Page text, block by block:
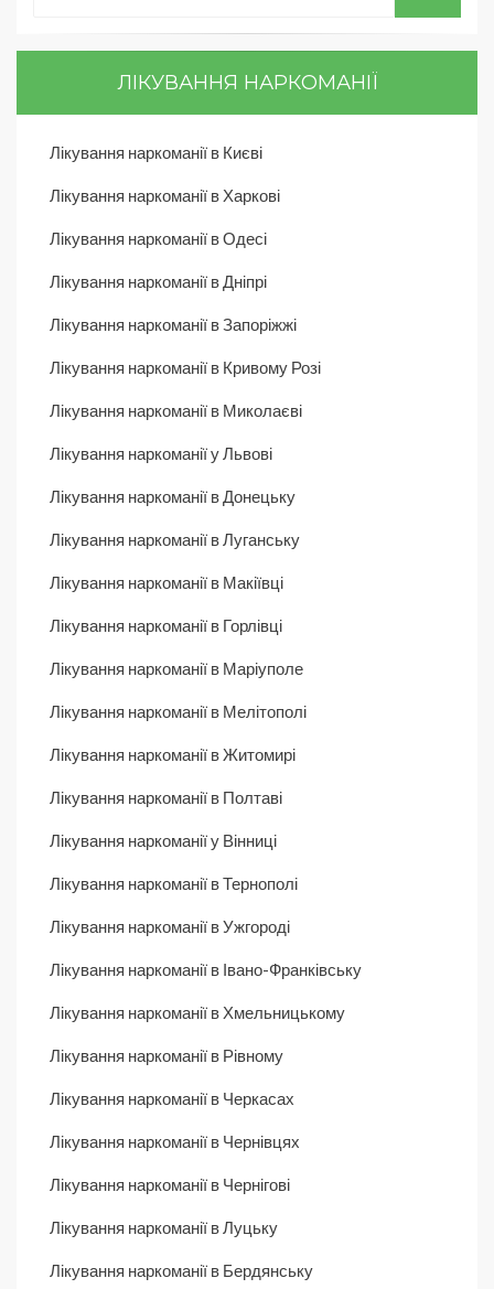
ЛІКУВАННЯ НАРКОМАНІЇ
Лікування наркоманії в Києві
Лікування наркоманії в Харкові
Лікування наркоманії в Одесі
Лікування наркоманії в Дніпрі
Лікування наркоманії в Запоріжжі
Лікування наркоманії в Кривому Розі
Лікування наркоманії в Миколаєві
Лікування наркоманії у Львові
Лікування наркоманії в Донецьку
Лікування наркоманії в Луганську
Лікування наркоманії в Макіївці
Лікування наркоманії в Горлівці
Лікування наркоманії в Маріуполе
Лікування наркоманії в Мелітополі
Лікування наркоманії в Житомирі
Лікування наркоманії в Полтаві
Лікування наркоманії у Вінниці
Лікування наркоманії в Тернополі
Лікування наркоманії в Ужгороді
Лікування наркоманії в Івано-Франківську
Лікування наркоманії в Хмельницькому
Лікування наркоманії в Рівному
Лікування наркоманії в Черкасах
Лікування наркоманії в Чернівцях
Лікування наркоманії в Чернігові
Лікування наркоманії в Луцьку
Лікування наркоманії в Бердянську